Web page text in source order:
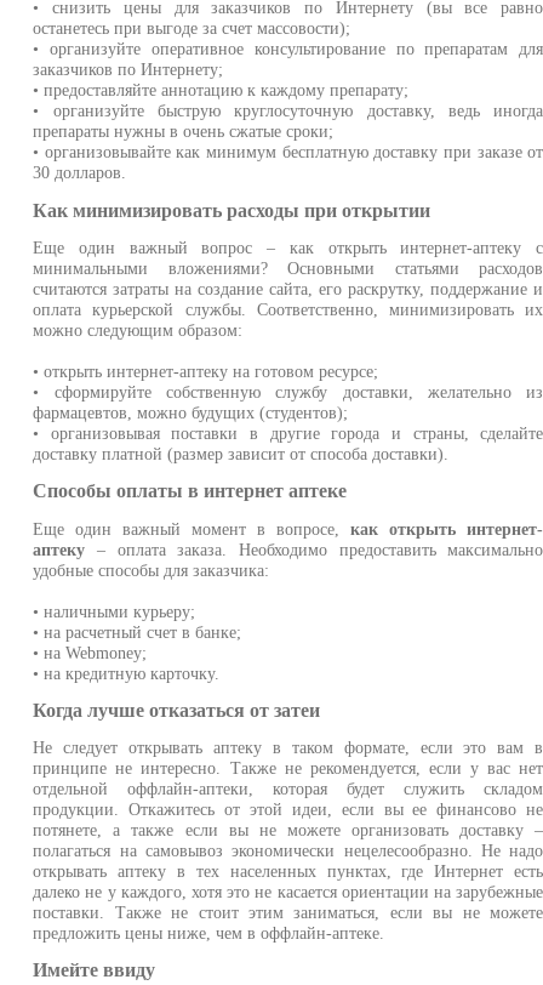
• снизить цены для заказчиков по Интернету (вы все равно
останетесь при выгоде за счет массовости);
• организуйте оперативное консультирование по препаратам для
заказчиков по Интернету;
• предоставляйте аннотацию к каждому препарату;
• организуйте быструю круглосуточную доставку, ведь иногда
препараты нужны в очень сжатые сроки;
• организовывайте как минимум бесплатную доставку при заказе от
30 долларов.
Как минимизировать расходы при открытии
Еще один важный вопрос – как открыть интернет-аптеку с
минимальными вложениями? Основными статьями расходов
считаются затраты на создание сайта, его раскрутку, поддержание и
оплата курьерской службы. Соответственно, минимизировать их
можно следующим образом:
• открыть интернет-аптеку на готовом ресурсе;
• сформируйте собственную службу доставки, желательно из
фармацевтов, можно будущих (студентов);
• организовывая поставки в другие города и страны, сделайте
доставку платной (размер зависит от способа доставки).
Способы оплаты в интернет аптеке
Еще один важный момент в вопросе,как открыть интернет-
аптеку – оплата заказа. Необходимо предоставить максимально
удобные способы для заказчика:
• наличными курьеру;
• на расчетный счет в банке;
• на Webmoney;
• на кредитную карточку.
Когда лучше отказаться от затеи
Не следует открывать аптеку в таком формате, если это вам в
принципе не интересно. Также не рекомендуется, если у вас нет
отдельной оффлайн-аптеки, которая будет служить складом
продукции. Откажитесь от этой идеи, если вы ее финансово не
потянете, а также если вы не можете организовать доставку –
полагаться на самовывоз экономически нецелесообразно. Не надо
открывать аптеку в тех населенных пунктах, где Интернет есть
далеко не у каждого, хотя это не касается ориентации на зарубежные
поставки. Также не стоит этим заниматься, если вы не можете
предложить цены ниже, чем в оффлайн-аптеке.
Имейте ввиду